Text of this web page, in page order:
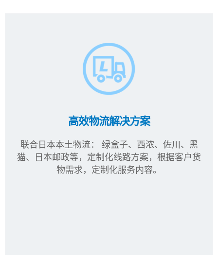
高效物流解决方案
联合日本本土物流： 绿盒子、西浓、佐川、黑
猫、日本邮政等，定制化线路方案，根据客户货
物需求，定制化服务内容。